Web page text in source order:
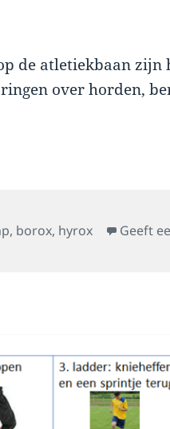
de atletiekbaan zijn
over horden,
, borox, hyrox Geeft